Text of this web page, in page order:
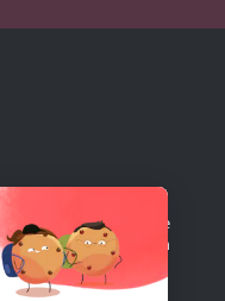
Sciences de l'Homme
des connaissances en